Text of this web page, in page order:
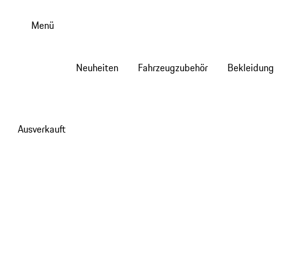
Hauptinhalt
Menü
Neuheiten Fahrzeugzubehör Bekleidung
Ausverkauft